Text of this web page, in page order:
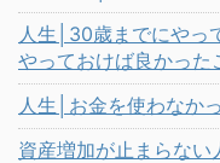
人生│30歳までにやっ
やっておけば良かった
人生│お金を使わなか
資産増加が止まらな